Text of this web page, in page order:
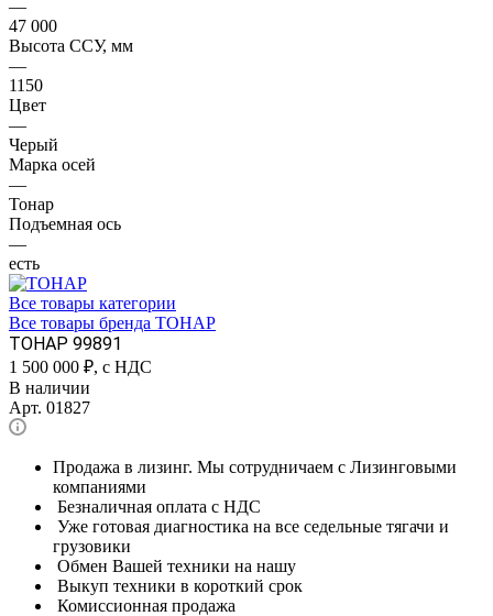
—
47 000
Высота ССУ, мм
—
1150
Цвет
—
Черый
Марка осей
—
Тонар
Подъемная ось
—
есть
Все товары категории
Все товары бренда ТОНАР
ТОНАР 99891
1 500 000 ₽, с НДС
В наличии
Арт. 01827
Продажа в лизинг. Мы сотрудничаем с Лизинговыми
компаниями
Безналичная оплата с НДС
Уже готовая диагностика на все седельные тягачи и
грузовики
Обмен Вашей техники на нашу
Выкуп техники в короткий срок
Комиссионная продажа